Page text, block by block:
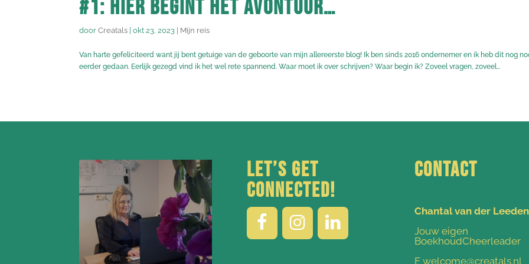
#1: Hier begint het avontuur…
doorCreatals |okt 23, 2023 Mijn reis
Van harte gefeliciteerd want jij bent getuige van de geboorte van mijn allereerste blog! Ik ben sinds 2016 ondernemer en ik heb dit nog
eerder gedaan. Eerlijk gezegd vind ik het wel rete spannend. Waar moet ik over schrijven? Waar begin ik? Zoveel vragen, zoveel...
Let’s get
connected!
Contact
Chantal van der Leeden
Jouw eigen
BoekhoudCheerleader
E welcome@creatals.nl